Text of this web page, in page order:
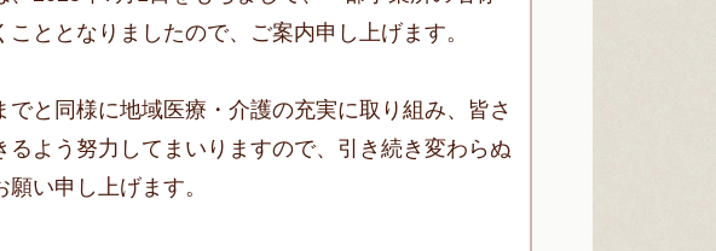
ととなりましたので、ご案内申し上げます。
と同様に地域医療・介護の充実に取り組み、皆さ
るよう努力してまいりますので、引き続き変わらぬ
い申し上げます。